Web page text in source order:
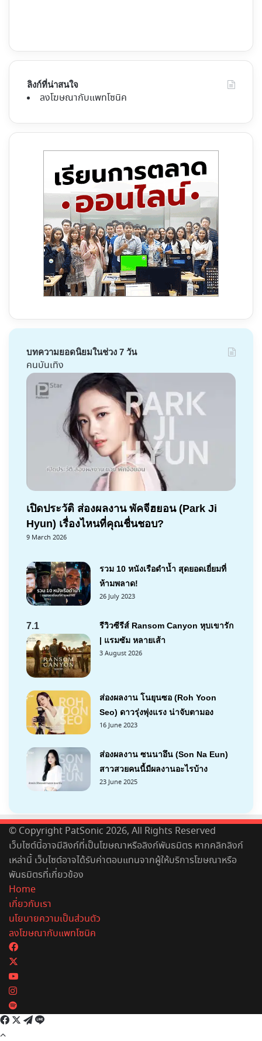
ลิงก์ที่น่าสนใจ
ลงโฆษณากับแพทโซนิค
บทความยอดนิยมในช่วง 7 วัน
คนบันเทิง
เปิดประวัติ ส่องผลงาน พัคจีฮยอน (Park Ji
Hyun) เรื่องไหนที่คุณชื่นชอบ?
9 March 2026
รวม 10 หนังเรือดำน้ำ สุดยอดเยี่ยมที่
ห้ามพลาด!
26 July 2023
7.1
รีวิวซีรีส์ Ransom Canyon หุบเขารัก
| แรมซัม หลายเส้า
3 August 2026
ส่องผลงาน โนยุนซอ (Roh Yoon
Seo) ดาวรุ่งพุ่งแรง น่าจับตามอง
16 June 2023
ส่องผลงาน ซนนาอึน (Son Na Eun)
สาวสวยคนนี้มีผลงานอะไรบ้าง
23 June 2025
© Copyright PatSonic 2026, All Rights Reserved
เว็บไซต์นี้อาจมีลิงก์ที่เป็นโฆษณาหรือลิงก์พันธมิตร หากคลิกลิงก์
เหล่านี้ เว็บไซต์อาจได้รับค่าตอบแทนจากผู้ให้บริการโฆษณาหรือ
พันธมิตรที่เกี่ยวข้อง
Home
เกี่ยวกับเรา
นโยบายความเป็นส่วนตัว
ลงโฆษณากับแพทโซนิค
Facebook
YouTube
Instagram
Spotify
Facebook
X Telegram
Line
Back